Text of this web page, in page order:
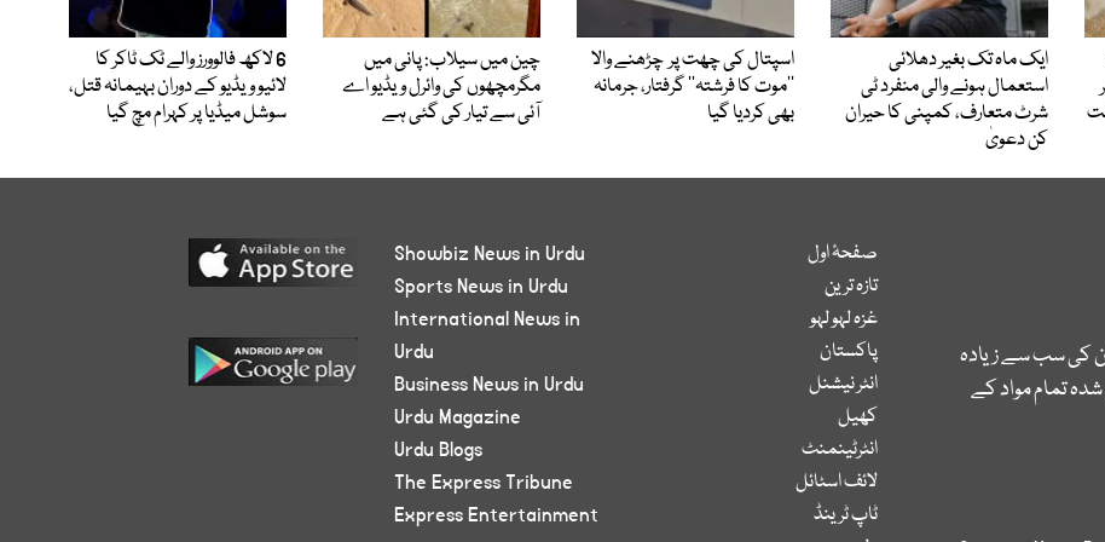
ایک ماہ تک بغیر دھلائی
استعمال ہونے والی منفرد ٹی
شرٹ متعارف، کمپنی کا حیران
کن دعویٰ
اسپتال کی چھت پر چڑھنے والا
’’موت کا فرشتہ‘‘ گرفتار، جرمانہ
بھی کردیا گیا
چین میں سیلاب: پانی میں
مگرمچھوں کی وائرل ویڈیو اے
آئی سے تیار کی گئی ہے
6 لاکھ فالوورز والے ٹک ٹاکر کا
لائیو ویڈیو کے دوران بہیمانہ قتل،
سوشل میڈیا پر کہرام مچ گیا
کی سب سے زیادہ
تمام مواد کے
صفحۂ اول
تازہ ترین
غزہ لہو لہو
پاکستان
انٹر نیشنل
کھیل
انٹرٹینمنٹ
لائف اسٹائل
ٹاپ ٹرینڈ
Showbiz News in Urdu
Sports News in Urdu
International News in
Urdu
Business News in Urdu
Urdu Magazine
Urdu Blogs
The Express Tribune
Express Entertainment